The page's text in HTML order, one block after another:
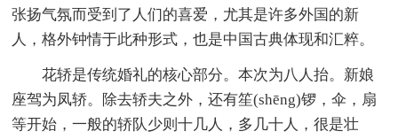
张扬气氛而受到了人们的喜爱，尤其是许多外国的新
人，格外钟情于此种形式，也是中国古典体现和汇粹。
花轿是传统婚礼的核心部分。本次为八人抬。新娘
座驾为凤轿。除去轿夫之外，还有笙(shēng)锣，伞，扇
等开始，一般的轿队少则十几人，多几十人，很是壮